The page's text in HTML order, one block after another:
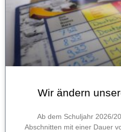
Wir ändern
Ab dem Schuljahr 2026/
Abschnitten mit einer Dauer